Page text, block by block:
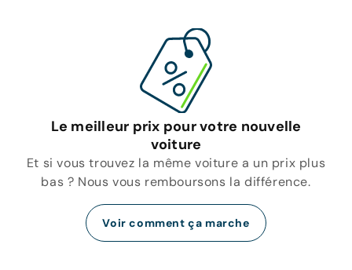
Le meilleur prix pour votre nouvelle
voiture
Et si vous trouvez la même voiture a un prix plus
bas ? Nous vous remboursons la différence.
Voir comment ça marche